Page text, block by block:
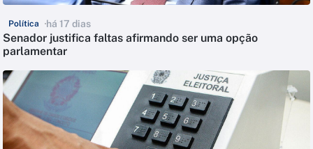
Política há 17 dias
Senador justifica faltas afirmando ser uma opção
parlamentar